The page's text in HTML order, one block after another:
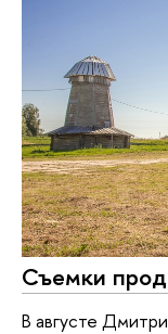
Съемки
В августе